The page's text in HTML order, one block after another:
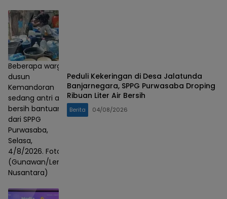
Beberapa warga
dusun
Kemandoran
sedang antri air
bersih bantuan
dari SPPG
Purwasaba,
Selasa,
4/8/2026. Foto :
(Gunawan/Lensa
Nusantara)
Peduli Kekeringan di Desa Jalatunda
Banjarnegara, SPPG Purwasaba Droping
Ribuan Liter Air Bersih
Berita 04/08/2026